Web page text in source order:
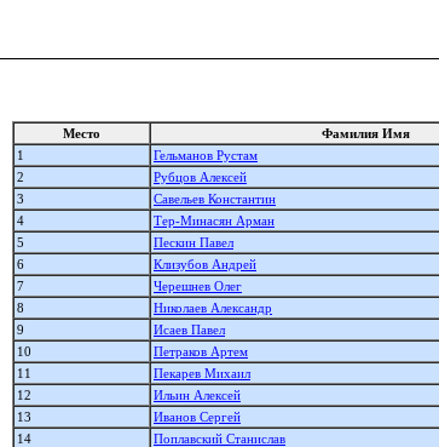
Место Фамилия Имя
1
Гельманов Рустам
2
Рубцов Алексей
3
Савельев Константин
4
Тер-Минасян Арман
5
Пескин Павел
6
Клизубов Андрей
7
Черешнев Олег
8
Николаев Александр
9
Исаев Павел
10
Петраков Артем
11
Пекарев Михаил
12
Ильин Алексей
13
Иванов Сергей
14
Поплавский Станислав